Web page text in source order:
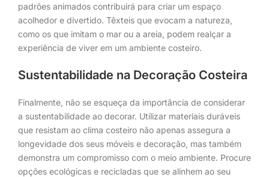
padrões animados contribuirá para criar um espaço
acolhedor e divertido. Têxteis que evocam a natureza,
como os que imitam o mar ou a areia, podem realçar a
experiência de viver em um ambiente costeiro.
Sustentabilidade na Decoração Costeira
Finalmente, não se esqueça da importância de considerar
a sustentabilidade ao decorar. Utilizar materiais duráveis
que resistam ao clima costeiro não apenas assegura a
longevidade dos seus móveis e decoração, mas também
demonstra um compromisso com o meio ambiente. Procure
opções ecológicas e recicladas que se alinhem ao seu